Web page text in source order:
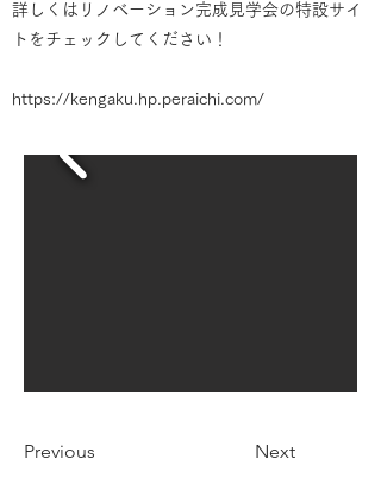
詳しくはリノベーション完成見学会の特設サイ
トをチェックしてください！
https://kengaku.hp.peraichi.com/
Previous Next